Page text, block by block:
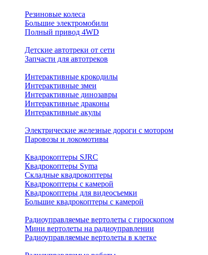
Резиновые колеса
Большие электромобили
Полный привод 4WD
Детские автотреки от сети
Запчасти для автотреков
Интерактивные крокодилы
Интерактивные змеи
Интерактивные динозавры
Интерактивные драконы
Интерактивные акулы
Электрические железные дороги с мотором
Паровозы и локомотивы
Квадрокоптеры SJRC
Квадрокоптеры Syma
Складные квадрокоптеры
Квадрокоптеры с камерой
Квадрокоптеры для видеосъемки
Большие квадрокоптеры с камерой
Радиоуправляемые вертолеты с гироскопом
Мини вертолеты на радиоуправлении
Радиоуправляемые вертолеты в клетке